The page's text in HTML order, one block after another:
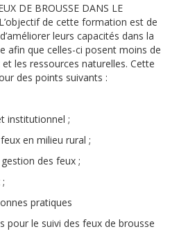
DE BROUSSE DANS LE
de cette formation est de
leurs capacités dans la
afin que celles-ci posent moins de
les ressources naturelles. Cette
des points suivants :
institutionnel ;
en milieu rural ;
des feux ;
pratiques
pour le suivi des feux de brousse